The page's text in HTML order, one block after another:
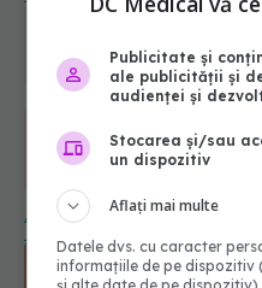
cum
365
ARTICOLE SIMILARE
Publicitate și
ale publicității și
audienței și
Stocarea și/sau
un dispozitiv
Aflați mai multe
Datele dvs. cu caracter
informațiile de pe dispozitiv